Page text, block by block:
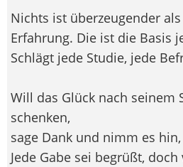
Nichts ist überzeugender
Erfahrung. Die ist die Basis
Schlägt jede Studie, jede
Will das Glück nach seinem
schenken,
sage Dank und nimm es
Jede Gabe sei begrüßt,